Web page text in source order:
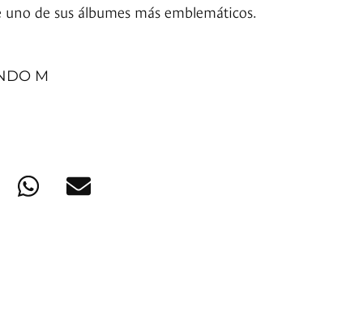
de sus álbumes más emblemáticos.
M